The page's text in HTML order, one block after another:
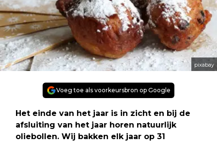
pixabay
Voeg toe als voorkeursbron op Google
Het einde van het jaar is in zicht en bij de
afsluiting van het jaar horen natuurlijk
oliebollen. Wij bakken elk jaar op 31